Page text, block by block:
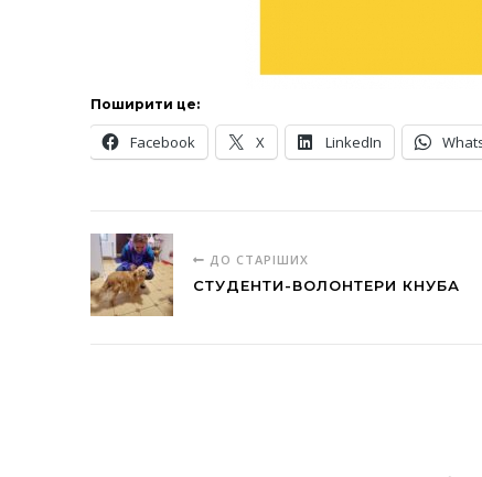
Поширити це:
Facebook X LinkedIn
ДО СТАРІШИХ
СТУДЕНТИ-ВОЛОНТЕРИ КНУБА